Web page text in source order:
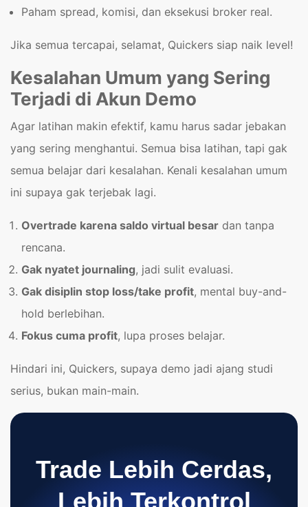
Paham spread, komisi, dan eksekusi broker real.
Jika semua tercapai, selamat, Quickers siap naik level!
Kesalahan Umum yang Sering
Terjadi di Akun Demo
Agar latihan makin efektif, kamu harus sadar jebakan
yang sering menghantui. Semua bisa latihan, tapi gak
semua belajar dari kesalahan. Kenali kesalahan umum
ini supaya gak terjebak lagi.
Overtrade karena saldo virtual besar dan tanpa
rencana.
Gak nyatet journaling, jadi sulit evaluasi.
Gak disiplin stop loss/take profit, mental buy-and-
hold berlebihan.
Fokus cuma profit, lupa proses belajar.
Hindari ini, Quickers, supaya demo jadi ajang studi
serius, bukan main-main.
Trade Lebih Cerdas,